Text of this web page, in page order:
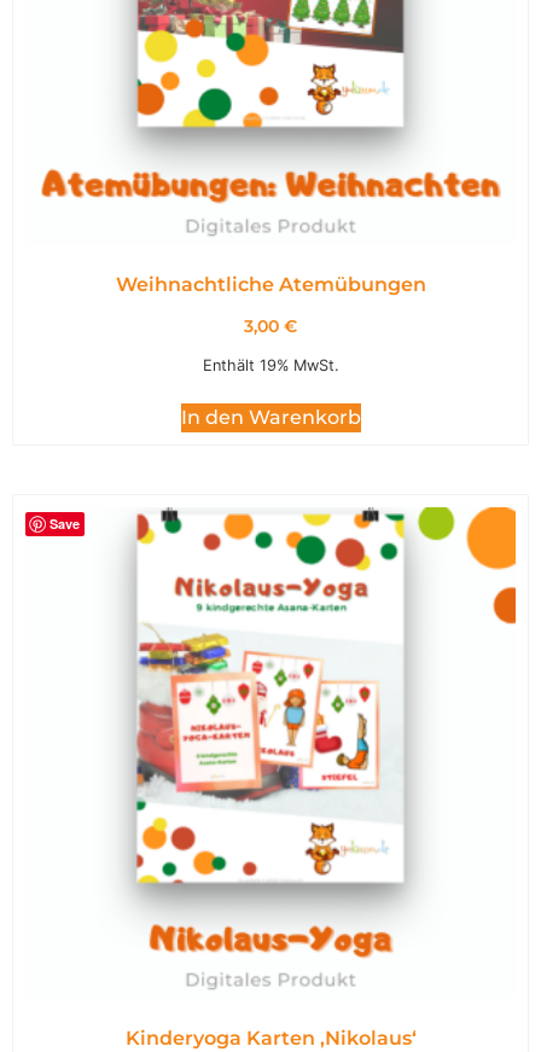
Weihnachtliche Atemübungen
3,00 €
Enthält 19% MwSt.
In den Warenkorb
Save
Kinderyoga Karten ,Nikolaus‘